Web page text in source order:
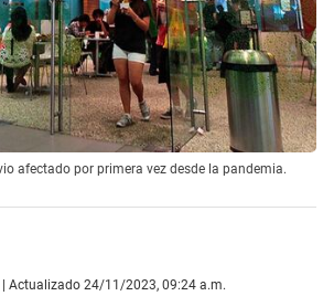
afectado por primera vez desde la pandemia.
Actualizado 24/11/2023, 09:24 a.m.